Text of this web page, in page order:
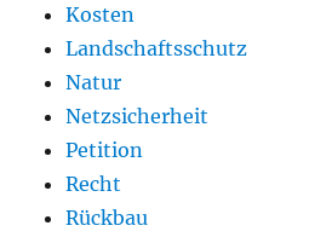
Kosten
Landschaftsschutz
Natur
Netzsicherheit
Petition
Recht
Rückbau